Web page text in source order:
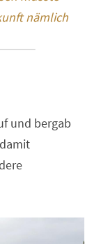
nämlich
und bergab